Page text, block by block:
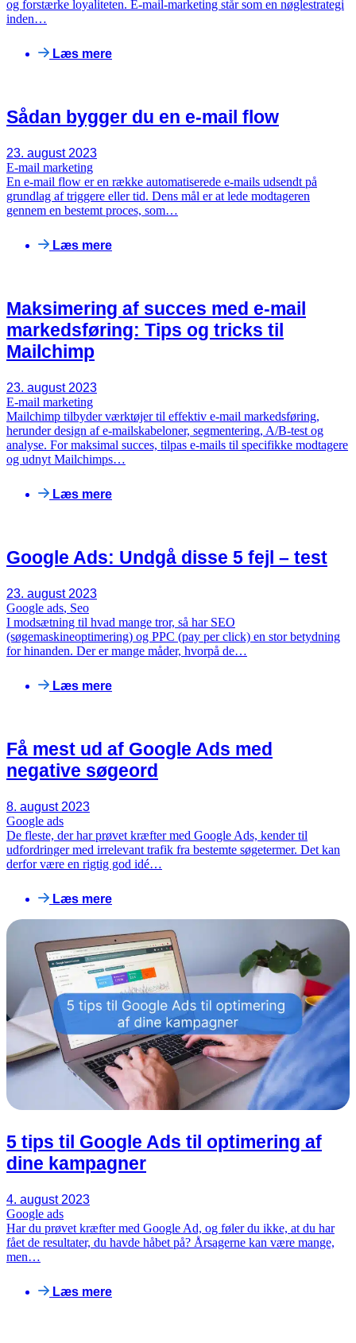
og forstærke loyaliteten. E-mail-marketing står som en nøglestrategi
inden…
Læs mere
Sådan bygger du en e-mail flow
23. august 2023
E-mail marketing
En e-mail flow er en række automatiserede e-mails udsendt på
grundlag af triggere eller tid. Dens mål er at lede modtageren
gennem en bestemt proces, som…
Læs mere
Maksimering af succes med e-mail
markedsføring: Tips og tricks til
Mailchimp
23. august 2023
E-mail marketing
Mailchimp tilbyder værktøjer til effektiv e-mail markedsføring,
herunder design af e-mailskabeloner, segmentering, A/B-test og
analyse. For maksimal succes, tilpas e-mails til specifikke modtagere
og udnyt Mailchimps…
Læs mere
Google Ads: Undgå disse 5 fejl – test
23. august 2023
Google ads, Seo
I modsætning til hvad mange tror, så har SEO
(søgemaskineoptimering) og PPC (pay per click) en stor betydning
for hinanden. Der er mange måder, hvorpå de…
Læs mere
Få mest ud af Google Ads med
negative søgeord
8. august 2023
Google ads
De fleste, der har prøvet kræfter med Google Ads, kender til
udfordringer med irrelevant trafik fra bestemte søgetermer. Det kan
derfor være en rigtig god idé…
Læs mere
5 tips til Google Ads til optimering af
dine kampagner
4. august 2023
Google ads
Har du prøvet kræfter med Google Ad, og føler du ikke, at du har
fået de resultater, du havde håbet på? Årsagerne kan være mange,
men…
Læs mere